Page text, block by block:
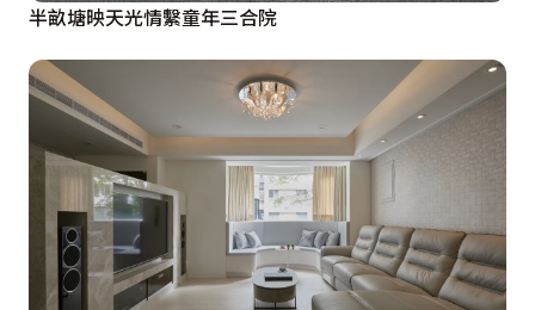
半畝塘映天光情繫童年三合院